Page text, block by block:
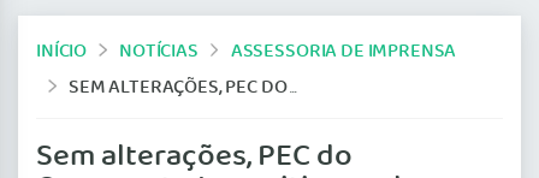
INÍCIO NOTÍCIAS
ASSESSORIA DE IMPRENSA
SEM ALTERAÇÕES, PEC DO ORÇAMENTO IMPOSITIVO PODE PREJUDICAR SAÚDE, ALERTA CFM
Sem alterações, PEC do